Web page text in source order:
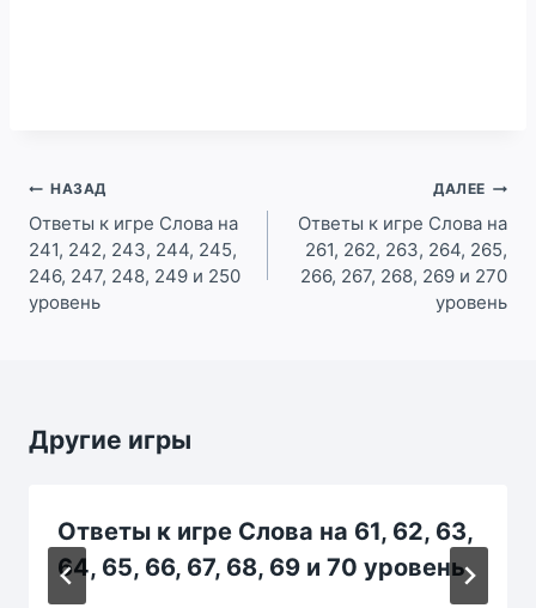
Навигация
по
записям
НАЗАД
Ответы к игре Слова на
241, 242, 243, 244, 245,
246, 247, 248, 249 и 250
уровень
ДАЛЕЕ
Ответы к игре Слова на
261, 262, 263, 264, 265,
266, 267, 268, 269 и 270
уровень
Другие игры
Ответы к игре Слова на 61, 62, 63,
64, 65, 66, 67, 68, 69 и 70 уровень